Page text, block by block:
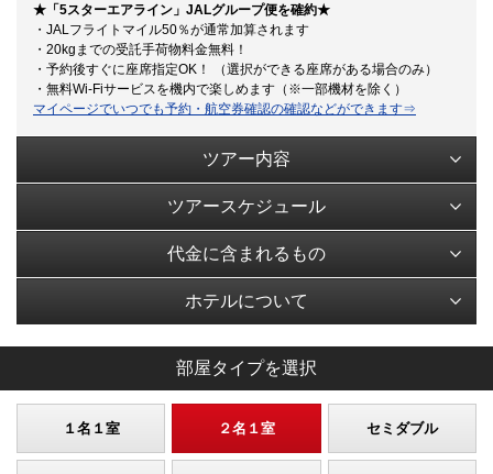
★「5スターエアライン」JALグループ便を確約★
・JALフライトマイル50％が通常加算されます
・20kgまでの受託手荷物料金無料！
・予約後すぐに座席指定OK！ （選択ができる座席がある場合のみ）
・無料Wi-Fiサービスを機内で楽しめます（※一部機材を除く）
マイページでいつでも予約・航空券確認の確認などができます⇒
ツアー内容
ツアースケジュール
代金に含まれるもの
ホテルについて
部屋タイプを選択
１名１室 ２名１室 セミダブル